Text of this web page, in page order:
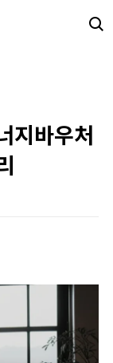
지바우처